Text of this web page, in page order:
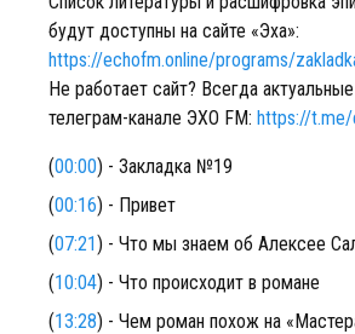
будут доступны на сайте «Эха»:
https://echofm.online/programs/
Не работает сайт? Всегда
телеграм-канале ЭХО FM: https://t.me/
(00:00) - Закладка №19
(00:16) - Привет
(07:21) - Что мы знаем об Алексее
(10:04) - Что происходит в романе
(13:28) - Чем роман похож на